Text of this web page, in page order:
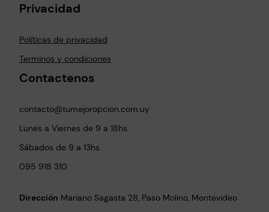
Privacidad
Políticas de privacidad
Terminos y condiciones
Contactenos
contacto@tumejoropcion.com.uy
Lunes a Viernes de 9 a 18hs.
Sábados de 9 a 13hs.
095 918 310
Dirección Mariano Sagasta 28, Paso Molino, Montevideo